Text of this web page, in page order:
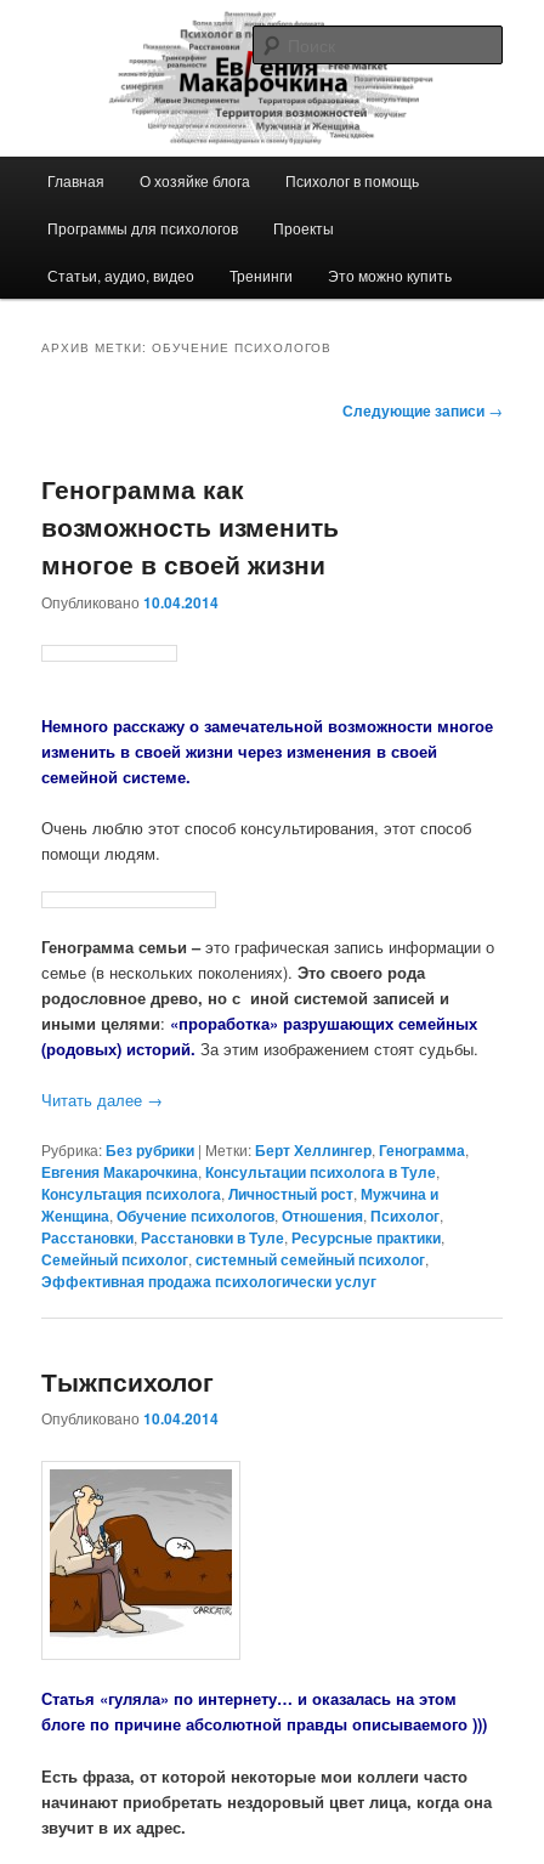
дополнительному
Блог ЕвГении Макарочкиной
Главная О хозяйке блога Психолог в помощь
Программы для психологов Проекты
Статьи, аудио, видео Тренинги Это можно купить
АРХИВ МЕТКИ:ОБУЧЕНИЕ ПСИХОЛОГОВ
Следующие записи →
Генограмма как
возможность изменить
многое в своей жизни
Опубликовано10.04.2014
Немного расскажу о замечательной возможности многое
изменить в своей жизни через изменения в своей
семейной системе.
Очень люблю этот способ консультирования, этот способ
помощи людям.
Генограмма семьи –это графическая запись информации о
семье (в нескольких поколениях). Это своего рода
родословное древо, но с иной системой записей и
иными целями: «проработка» разрушающих семейных
(родовых) историй. За этим изображением стоят судьбы.
Читать далее →
Рубрика:Без рубрики | Метки:Берт Хеллингер,Генограмма,
Евгения Макарочкина,Консультации психолога в Туле,
Консультация психолога,Личностный рост,Мужчина и
Женщина,Обучение психологов,Отношения,Психолог,
Расстановки,Расстановки в Туле,Ресурсные практики,
Семейный психолог,системный семейный психолог,
Эффективная продажа психологически услуг
Тыжпсихолог
Опубликовано10.04.2014
Статья «гуляла» по интернету… и оказалась на этом
блоге по причине абсолютной правды описываемого )))
Есть фраза, от которой некоторые мои коллеги часто
начинают приобретать нездоровый цвет лица, когда она
звучит в их адрес.